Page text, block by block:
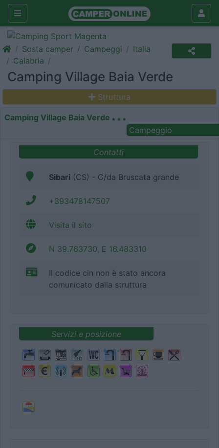
Sosta camper Campeggi
Italia
Calabria
Camping Village Baia Verde
Struttura
Camping Village Baia Verde
Campeggio
Contatti
Sibari (CS) - C/da Bruscata grande
+393478147507
Visita il sito
N 39.763730, E 16.483310
Il codice cin non è stato ancora
comunicato dalla struttura
Servizi e posizione